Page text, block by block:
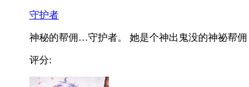
守护者
神秘的帮佣…守护者。 她是个神出鬼没的神祕帮佣
评分: